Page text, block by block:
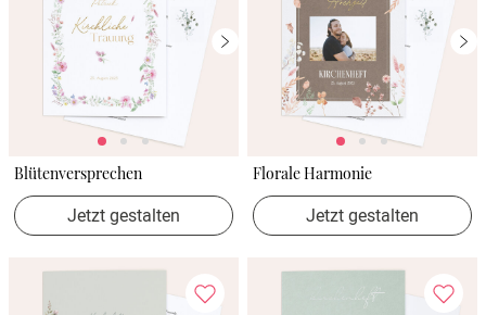
Blütenversprechen
Jetzt gestalten
Florale Harmonie
Jetzt gestalten